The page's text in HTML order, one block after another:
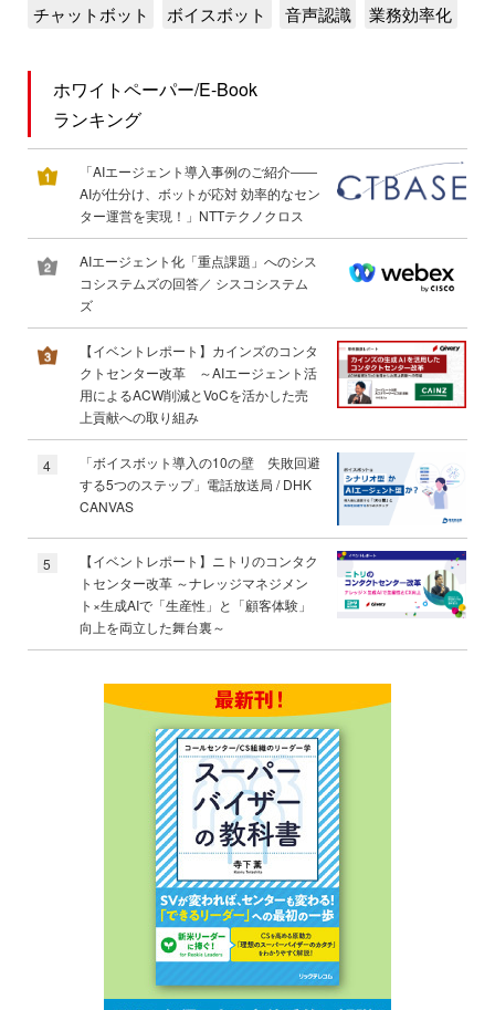
チャットボット
ボイスボット 音声認識 業務効率化
ホワイトペーパー/E-Book
ランキング
「AIエージェント導入事例のご紹介――
AIが仕分け、ボットが応対 効率的なセン
ター運営を実現！」NTTテクノクロス
AIエージェント化「重点課題」へのシス
コシステムズの回答／ シスコシステム
ズ
【イベントレポート】カインズのコンタ
クトセンター改革 ～AIエージェント活
用によるACW削減とVoCを活かした売
上貢献への取り組み
4
「ボイスボット導入の10の壁 失敗回避
する5つのステップ」電話放送局 / DHK
CANVAS
5
【イベントレポート】ニトリのコンタク
トセンター改革 ～ナレッジマネジメン
ト×生成AIで「生産性」と「顧客体験」
向上を両立した舞台裏～